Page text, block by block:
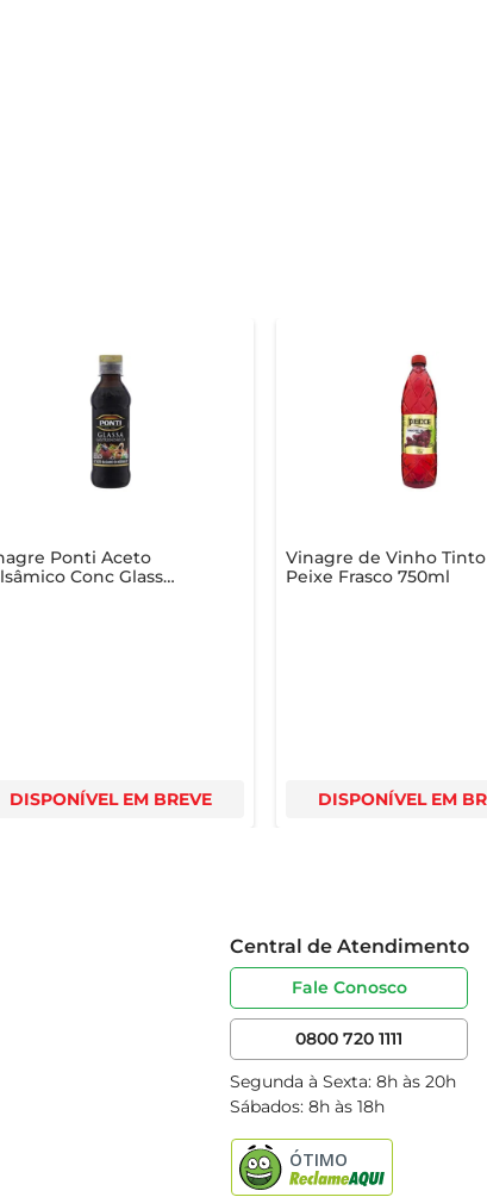
Ponti Aceto
Conc Glass
DISPONÍVEL EM BREVE
Vinagre de Vinho Tinto
Peixe Frasco 750ml
DISPONÍVEL EM
Central de Atendimento
Fale Conosco
0800 720 1111
Segunda à Sexta: 8h às 20h
Sábados: 8h às 18h